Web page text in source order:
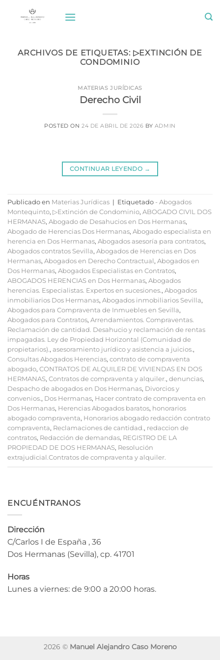
ARCHIVOS DE ETIQUETAS: ▷EXTINCIÓN DE
CONDOMINIO
MATERIAS JURÍDICAS
Derecho Civil
POSTED ON 24 DE ABRIL DE 2026 BY ADMIN
CONTINUAR LEYENDO →
Publicado en Materias Jurídicas | Etiquetado - Abogados
Montequinto, ▷Extinción de Condominio, ABOGADO CIVIL DOS
HERMANAS, Abogado de Desahucios en Dos Hermanas,
Abogado de Herencias Dos Hermanas, Abogado especialista en
herencia en Dos Hermanas, Abogados asesoría para contratos,
Abogados contratos Sevilla, Abogados de Herencias en Dos
Hermanas, Abogados en Derecho Contractual , Abogados en
Dos Hermanas, Abogados Especialistas en Contratos,
ABOGADOS HERENCIAS en Dos Hermanas, Abogados
herencias. Especialistas. Expertos en sucesiones., Abogados
inmobiliarios Dos Hermanas, Abogados inmobiliarios Sevilla,
Abogados para Compraventa de Inmuebles en Sevilla,
Abogados para Contratos, Arrendamientos. Compraventas.
Reclamación de cantidad. Desahucio y reclamación de rentas
impagadas. Ley de Propiedad Horizontal (Comunidad de
propietarios)., asesoramiento jurídico y asistencia a juicios.,
Consultas Abogados Herencias, contrato de compraventa
abogado, CONTRATOS DE ALQUILER DE VIVIENDAS EN DOS
HERMANAS, Contratos de compraventa y alquiler., denuncias,
Despacho de abogados en Dos Hermanas, Divorcios y
convenios., Dos Hermanas, Hacer contrato de compraventa en
Dos Hermanas, Herencias Abogados baratos, honorarios
abogado compraventa, Honorarios abogado redacción contrato
compraventa, Reclamaciones de cantidad., redaccion de
contratos, Redacción de demandas, REGISTRO DE LA
PROPIEDAD DE DOS HERMANAS, Resolución
extrajudicial.Contratos de compraventa y alquiler.
ENCUÉNTRANOS
Dirección
C/Carlos I de España , 36
Dos Hermanas (Sevilla), cp. 41701
Horas
Lunes a viernes: de 9:00 a 20:00 horas.
2026 © Manuel Alejandro Caso Moreno